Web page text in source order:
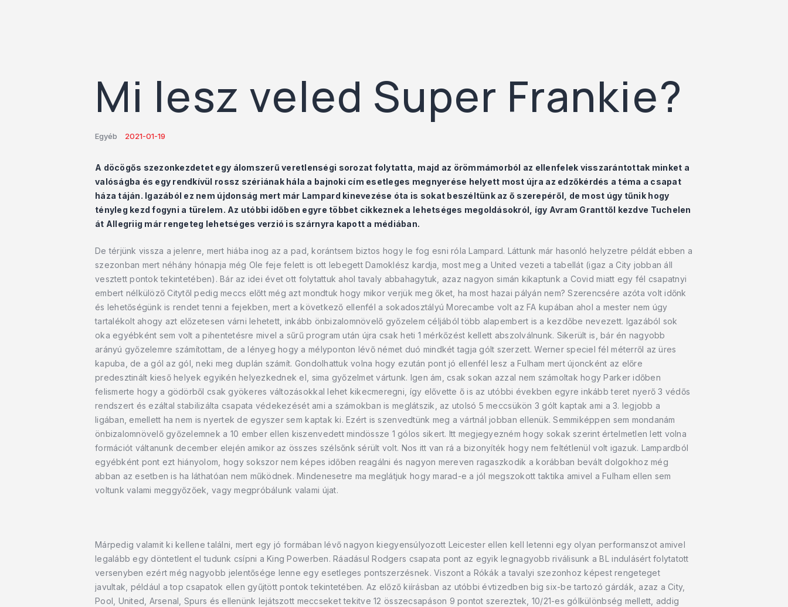
Mi lesz veled Super Frankie?
Egyéb 2021-01-19
A döcögős szezonkezdetet egy álomszerű veretlenségi sorozat folytatta, majd az örömmámorból az ellenfelek visszarántottak minket a
valóságba és egy rendkívül rossz szériának hála a bajnoki cím esetleges megnyerése helyett most újra az edzőkérdés a téma a csapat
háza táján. Igazából ez nem újdonság mert már Lampard kinevezése óta is sokat beszéltünk az ő szerepéről, de most úgy tűnik hogy
tényleg kezd fogyni a türelem. Az utóbbi időben egyre többet cikkeznek a lehetséges megoldásokról, így Avram Granttől kezdve Tuchelen
át Allegriig már rengeteg lehetséges verzió is szárnyra kapott a médiában.
De térjünk vissza a jelenre, mert hiába inog az a pad, korántsem biztos hogy le fog esni róla Lampard. Láttunk már hasonló helyzetre példát ebben a
szezonban mert néhány hónapja még Ole feje felett is ott lebegett Damoklész kardja, most meg a United vezeti a tabellát (igaz a City jobban áll
vesztett pontok tekintetében). Bár az idei évet ott folytattuk ahol tavaly abbahagytuk, azaz nagyon simán kikaptunk a Covid miatt egy fél csapatnyi
embert nélkülöző Citytől pedig meccs előtt még azt mondtuk hogy mikor verjük meg őket, ha most hazai pályán nem? Szerencsére azóta volt időnk
és lehetőségünk is rendet tenni a fejekben, mert a következő ellenfél a sokadosztályú Morecambe volt az FA kupában ahol a mester nem úgy
tartalékolt ahogy azt előzetesen várni lehetett, inkább önbizalomnövelő győzelem céljából több alapembert is a kezdőbe nevezett. Igazából sok
oka egyébként sem volt a pihentetésre mivel a sűrű program után újra csak heti 1 mérkőzést kellett abszolválnunk. Sikerült is, bár én nagyobb
arányú győzelemre számítottam, de a lényeg hogy a mélyponton lévő német duó mindkét tagja gólt szerzett. Werner speciel fél méterről az üres
kapuba, de a gól az gól, neki meg duplán számít. Gondolhattuk volna hogy ezután pont jó ellenfél lesz a Fulham mert újoncként az előre
predesztinált kieső helyek egyikén helyezkednek el, sima győzelmet vártunk. Igen ám, csak sokan azzal nem számoltak hogy Parker időben
felismerte hogy a gödörből csak gyökeres változásokkal lehet kikecmeregni, így elővette ő is az utóbbi években egyre inkább teret nyerő 3 védős
rendszert és ezáltal stabilizálta csapata védekezését ami a számokban is meglátszik, az utolsó 5 meccsükön 3 gólt kaptak ami a 3. legjobb a
ligában, emellett ha nem is nyertek de egyszer sem kaptak ki. Ezért is szenvedtünk meg a vártnál jobban ellenük. Semmiképpen sem mondanám
önbizalomnövelő győzelemnek a 10 ember ellen kiszenvedett mindössze 1 gólos sikert. Itt megjegyezném hogy sokak szerint értelmetlen lett volna
formációt váltanunk december elején amikor az összes szélsőnk sérült volt. Nos itt van rá a bizonyíték hogy nem feltétlenül volt igazuk. Lampardból
egyébként pont ezt hiányolom, hogy sokszor nem képes időben reagálni és nagyon mereven ragaszkodik a korábban bevált dolgokhoz még
abban az esetben is ha láthatóan nem működnek. Mindenesetre ma meglátjuk hogy marad-e a jól megszokott taktika amivel a Fulham ellen sem
voltunk valami meggyőzőek, vagy megpróbálunk valami újat.
Márpedig valamit ki kellene találni, mert egy jó formában lévő nagyon kiegyensúlyozott Leicester ellen kell letenni egy olyan performanszot amivel
legalább egy döntetlent el tudunk csípni a King Powerben. Ráadásul Rodgers csapata pont az egyik legnagyobb riválisunk a BL indulásért folytatott
versenyben ezért még nagyobb jelentősége lenne egy esetleges pontszerzésnek. Viszont a Rókák a tavalyi szezonhoz képest rengeteget
javultak, például a top csapatok ellen gyűjtött pontok tekintetében. Az előző kiírásban az utóbbi évtizedben big six-be tartozó gárdák, azaz a City,
Pool, United, Arsenal, Spurs és ellenünk lejátszott meccseket tekitve 12 összecsapáson 9 pontot szereztek, 10/21-es gólkülönbség mellett, addig